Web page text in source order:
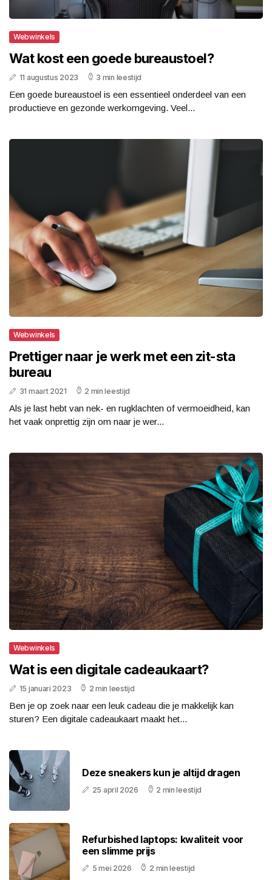
Webwinkels
Wat kost een goede bureaustoel?
11 augustus 2023 3 min leestijd
Een goede bureaustoel is een essentieel onderdeel van een
productieve en gezonde werkomgeving. Veel...
Webwinkels
Prettiger naar je werk met een zit-sta
bureau
31 maart 2021 2 min leestijd
Als je last hebt van nek- en rugklachten of vermoeidheid, kan
het vaak onprettig zijn om naar je wer...
Webwinkels
Wat is een digitale cadeaukaart?
15 januari 2023 2 min leestijd
Ben je op zoek naar een leuk cadeau die je makkelijk kan
sturen? Een digitale cadeaukaart maakt het...
Deze sneakers kun je altijd dragen
25 april 2026 2 min leestijd
Refurbished laptops: kwaliteit voor
een slimme prijs
5 mei 2026 2 min leestijd